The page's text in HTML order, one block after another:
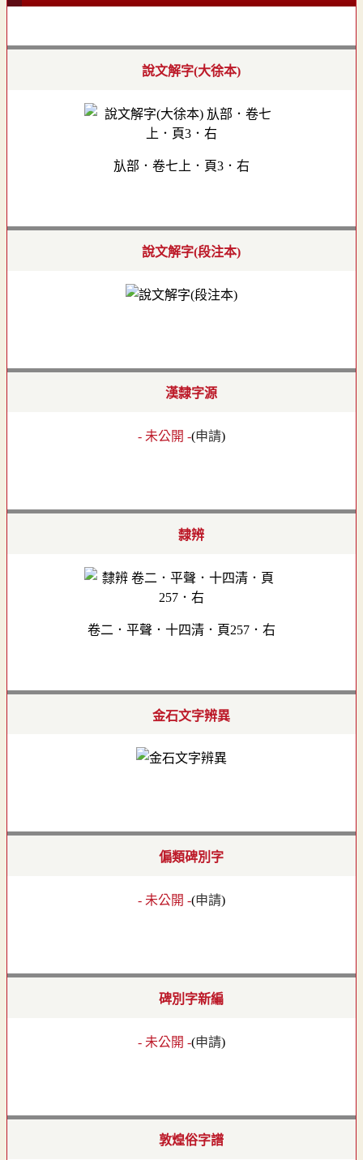
說文解字(大徐本)
㫃部．卷七上．頁3．右
說文解字(段注本)
漢隸字源
- 未公開 -(申請)
隸辨
卷二．平聲．十四清．頁257．右
金石文字辨異
偏類碑別字
- 未公開 -(申請)
碑別字新編
- 未公開 -(申請)
敦煌俗字譜